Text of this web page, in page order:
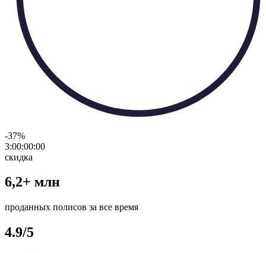
-37%
3:00:00:00
скидка
6,2+ млн
проданных полисов за все время
4.9/5